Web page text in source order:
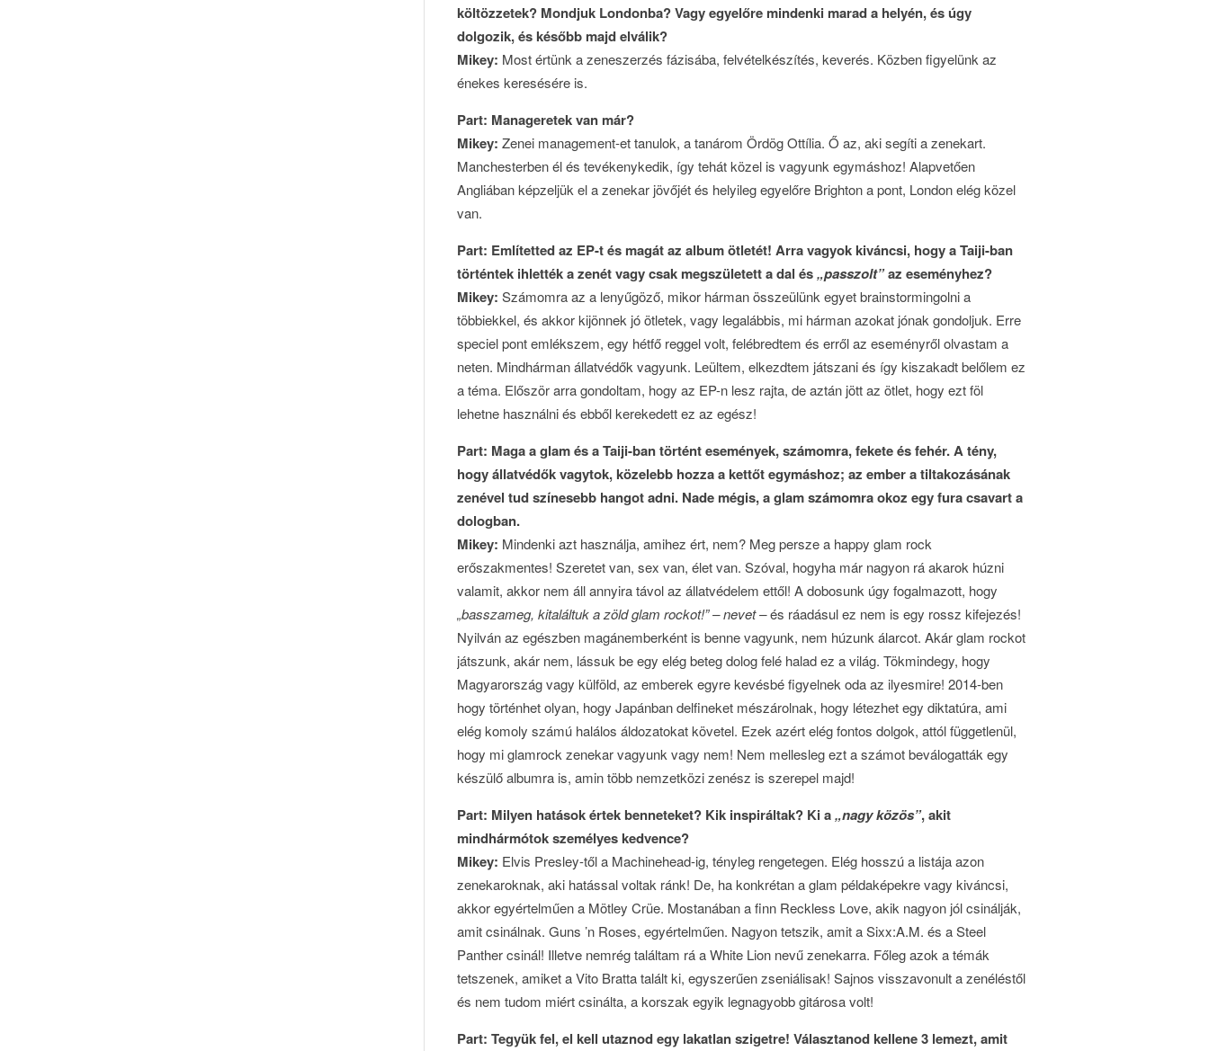
költözzetek? Mondjuk Londonba? Vagy egyelőre mindenki marad a helyén, és úgy
dolgozik, és később majd elválik?
Mikey: Most értünk a zeneszerzés fázisába, felvételkészítés, keverés. Közben figyelünk az
énekes keresésére is.
Part: Manageretek van már?
Mikey: Zenei management-et tanulok, a tanárom Ördög Ottília. Ő az, aki segíti a zenekart.
Manchesterben él és tevékenykedik, így tehát közel is vagyunk egymáshoz! Alapvetően
Angliában képzeljük el a zenekar jövőjét és helyileg egyelőre Brighton a pont, London elég közel
van.
Part: Említetted az EP-t és magát az album ötletét! Arra vagyok kiváncsi, hogy a Taiji-ban
történtek ihlették a zenét vagy csak megszületett a dal és„passzolt”az eseményhez?
Mikey: Számomra az a lenyűgöző, mikor hárman összeülünk egyet brainstormingolni a
többiekkel, és akkor kijönnek jó ötletek, vagy legalábbis, mi hárman azokat jónak gondoljuk. Erre
speciel pont emlékszem, egy hétfő reggel volt, felébredtem és erről az eseményről olvastam a
neten. Mindhárman állatvédők vagyunk. Leültem, elkezdtem játszani és így kiszakadt belőlem ez
a téma. Először arra gondoltam, hogy az EP-n lesz rajta, de aztán jött az ötlet, hogy ezt föl
lehetne használni és ebből kerekedett ez az egész!
Part: Maga a glam és a Taiji-ban történt események, számomra, fekete és fehér. A tény,
hogy állatvédők vagytok, közelebb hozza a kettőt egymáshoz; az ember a tiltakozásának
zenével tud színesebb hangot adni. Nade mégis, a glam számomra okoz egy fura csavart a
dologban.
Mikey: Mindenki azt használja, amihez ért, nem? Meg persze a happy glam rock
erőszakmentes! Szeretet van, sex van, élet van. Szóval, hogyha már nagyon rá akarok húzni
valamit, akkor nem áll annyira távol az állatvédelem ettől! A dobosunk úgy fogalmazott, hogy
„basszameg, kitaláltuk a zöld glam rockot!”– nevet –és ráadásul ez nem is egy rossz kifejezés!
Nyilván az egészben magánemberként is benne vagyunk, nem húzunk álarcot. Akár glam rockot
játszunk, akár nem, lássuk be egy elég beteg dolog felé halad ez a világ. Tökmindegy, hogy
Magyarország vagy külföld, az emberek egyre kevésbé figyelnek oda az ilyesmire! 2014-ben
hogy történhet olyan, hogy Japánban delfineket mészárolnak, hogy létezhet egy diktatúra, ami
elég komoly számú halálos áldozatokat követel. Ezek azért elég fontos dolgok, attól függetlenül,
hogy mi glamrock zenekar vagyunk vagy nem! Nem mellesleg ezt a számot beválogatták egy
készülő albumra is, amin több nemzetközi zenész is szerepel majd!
Part: Milyen hatások értek benneteket? Kik inspiráltak? Ki a„nagy közös”, akit
mindhármótok személyes kedvence?
Mikey: Elvis Presley-től a Machinehead-ig, tényleg rengetegen. Elég hosszú a listája azon
zenekaroknak, aki hatással voltak ránk! De, ha konkrétan a glam példaképekre vagy kiváncsi,
akkor egyértelműen a Mötley Crüe. Mostanában a finn Reckless Love, akik nagyon jól csinálják,
amit csinálnak. Guns ’n Roses, egyértelműen. Nagyon tetszik, amit a Sixx:A.M. és a Steel
Panther csinál! Illetve nemrég találtam rá a White Lion nevű zenekarra. Főleg azok a témák
tetszenek, amiket a Vito Bratta talált ki, egyszerűen zseniálisak! Sajnos visszavonult a zenéléstől
és nem tudom miért csinálta, a korszak egyik legnagyobb gitárosa volt!
Part: Tegyük fel, el kell utaznod egy lakatlan szigetre! Választanod kellene 3 lemezt, amit